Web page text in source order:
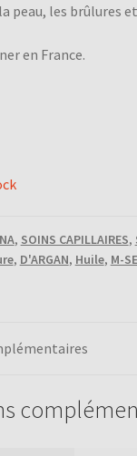
peau, les brûlures
en France.
, SOINS CAPILLAIRES,
, D'ARGAN, Huile, M-